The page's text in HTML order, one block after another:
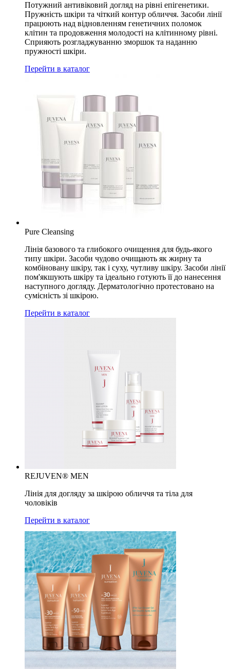
Потужний антивіковий догляд на рівні епігенетики.
Пружність шкіри та чіткий контур обличчя. Засоби лінії
працюють над відновленням генетичних поломок
клітин та продовження молодості на клітинному рівні.
Сприяють розгладжуванню зморшок та наданню
пружності шкіри.
Перейти в каталог
Pure Cleansing
Лінія базового та глибокого очищення для будь-якого
типу шкіри. Засоби чудово очищають як жирну та
комбіновану шкіру, так і суху, чутливу шкіру. Засоби лінії
пом'якшують шкіру та ідеально готують її до нанесення
наступного догляду. Дерматологічно протестовано на
сумісність зі шкірою.
Перейти в каталог
REJUVEN® MEN
Лінія для догляду за шкірою обличчя та тіла для
чоловіків
Перейти в каталог